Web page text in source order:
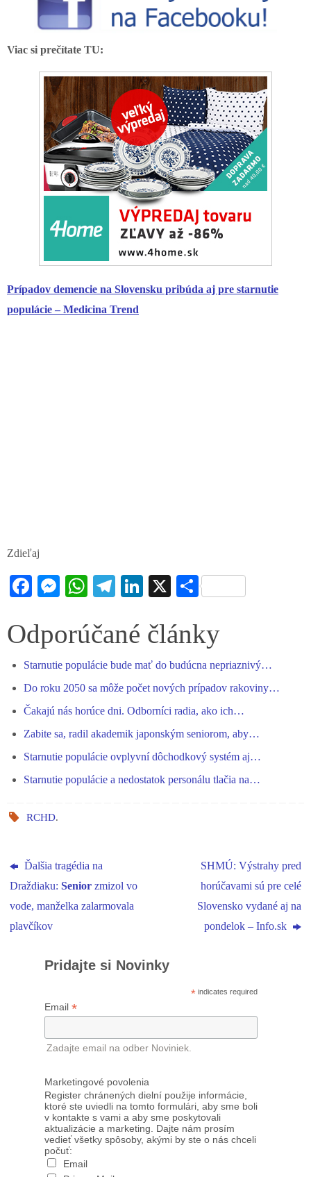
Viac si prečítate TU:
Prípadov demencie na Slovensku pribúda aj pre starnutie
populácie – Medicina Trend
Zdieľaj
Fa
bo
ok
M
se
er
W
ts
pp
Te
gr
m
Li
ed
X S
re
Odporúčané články
Starnutie populácie bude mať do budúcna nepriaznivý…
Do roku 2050 sa môže počet nových prípadov rakoviny…
Čakajú nás horúce dni. Odborníci radia, ako ich…
Zabite sa, radil akademik japonským seniorom, aby…
Starnutie populácie ovplyvní dôchodkový systém aj…
Starnutie populácie a nedostatok personálu tlačia na…
RCHD.
Ďalšia tragédia na
Draždiaku:Senior zmizol vo
vode, manželka zalarmovala
plavčíkov
SHMÚ: Výstrahy pred
horúčavami sú pre celé
Slovensko vydané aj na
pondelok – Info.sk
Pridajte si Novinky
* indicates required
Email *
Zadajte email na odber Noviniek.
Marketingové povolenia
Register chránených dielní použije informácie,
ktoré ste uviedli na tomto formulári, aby sme boli
v kontakte s vami a aby sme poskytovali
aktualizácie a marketing. Dajte nám prosím
vedieť všetky spôsoby, akými by ste o nás chceli
počuť:
Email